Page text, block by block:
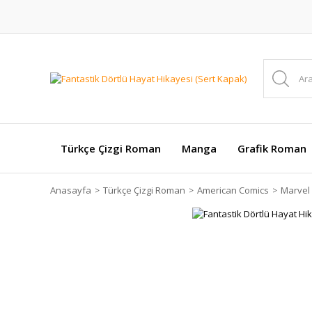
Türkçe Çizgi Roman Manga Grafik Roman
Anasayfa Türkçe Çizgi Roman American Comics Marvel